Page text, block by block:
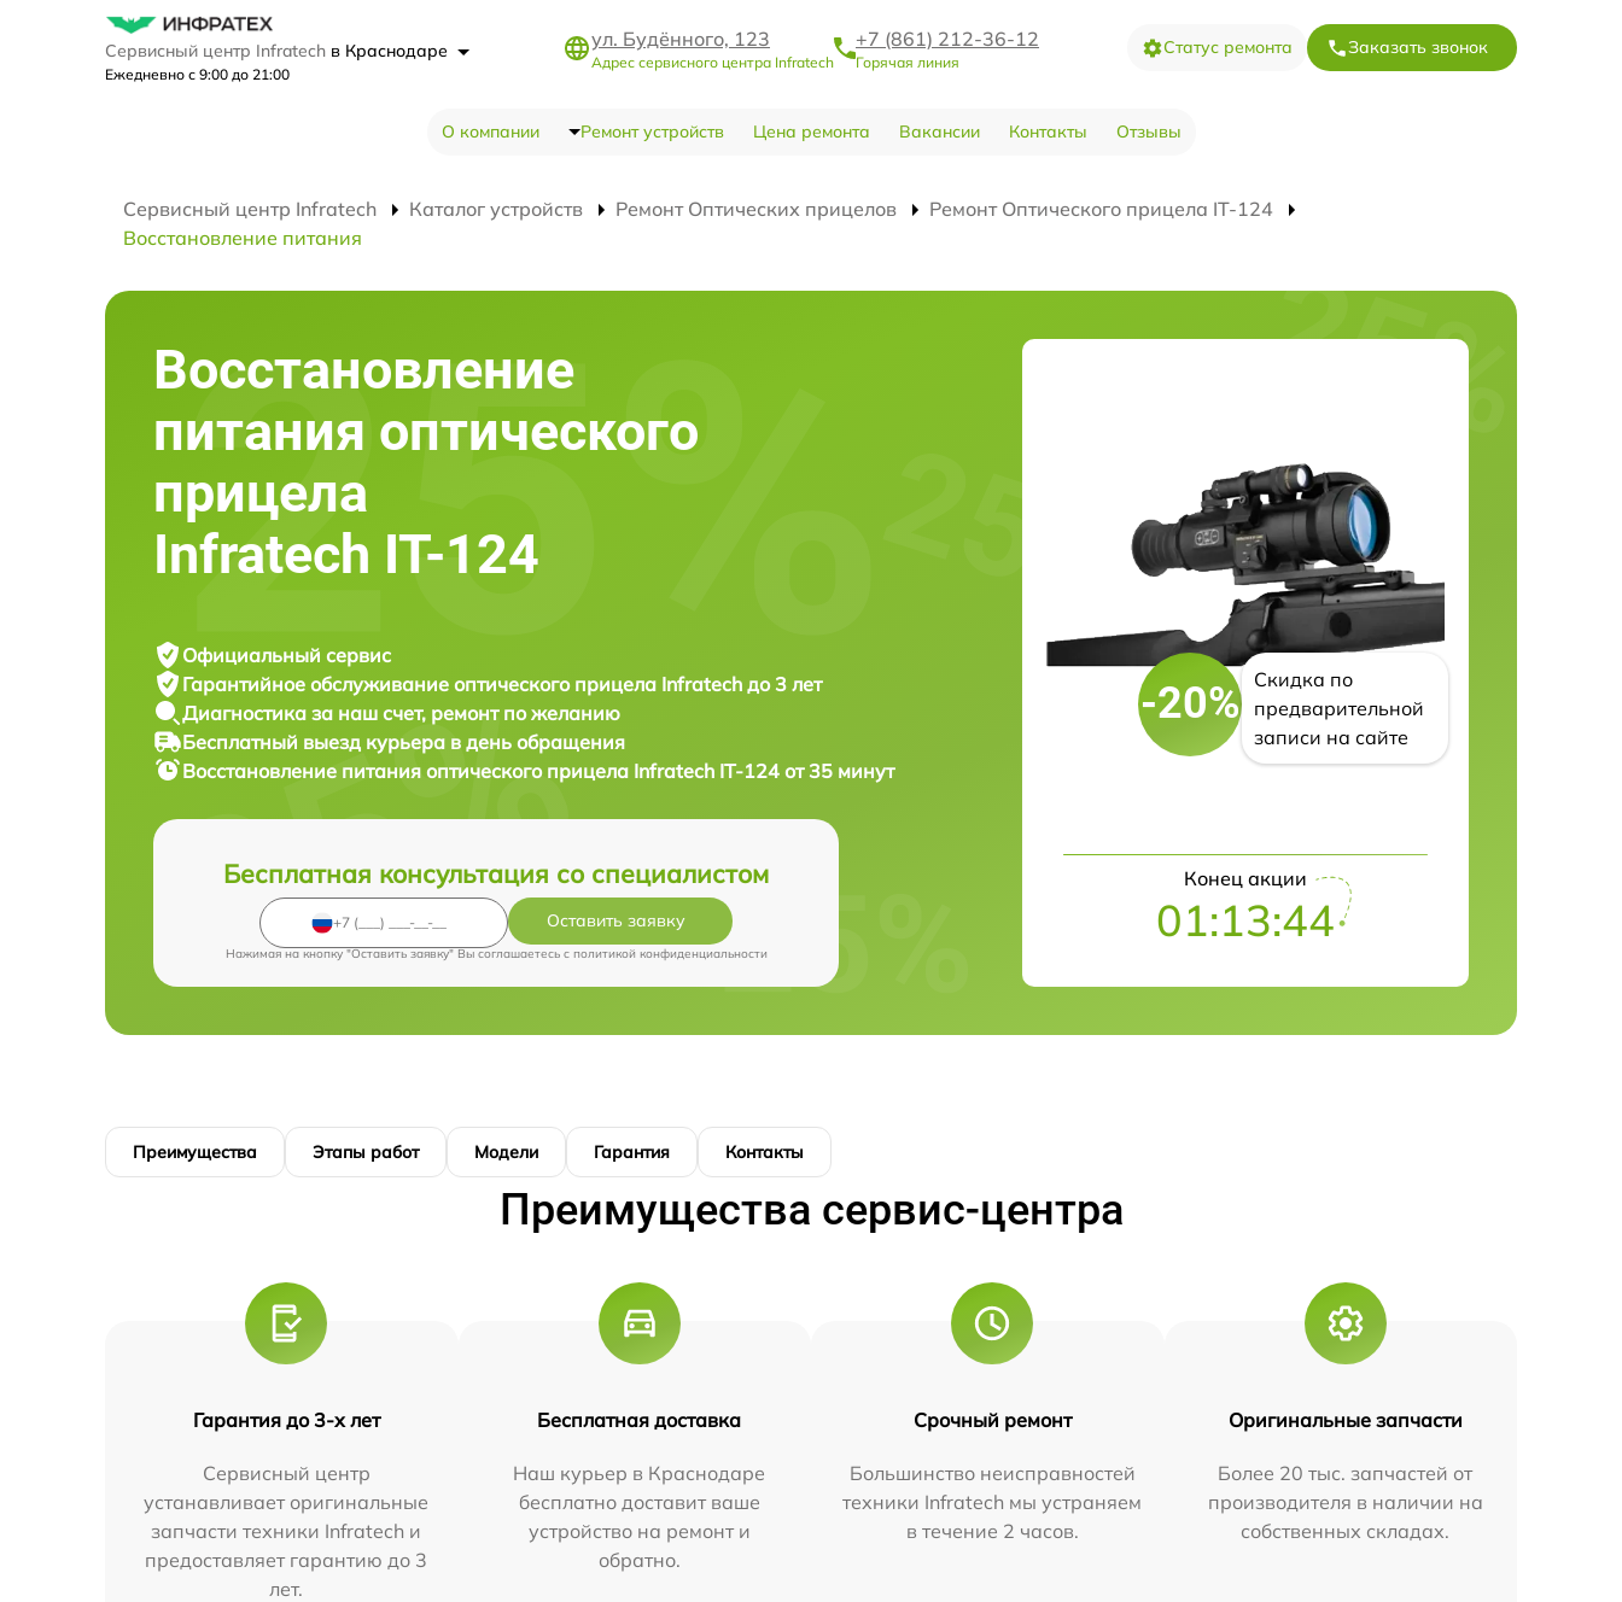
Сервисный центр Infratech в Краснодаре
Ежедневно с 9:00 до 21:00
ул. Будённого, 123
Адрес сервисного центра Infratech
+7 (861) 212-36-12
Горячая линия
Статус ремонта Заказать звонок
О компании Ремонт устройств Цена ремонта Вакансии Контакты Отзывы
Сервисный центр Infratech Каталог устройств Ремонт Оптических прицелов
Ремонт Оптического прицела IT-124
Восстановление питания
Восстановление
питания оптического
прицела
Infratech IT-124
Официальный сервис
Гарантийное обслуживание оптического прицела Infratech до 3 лет
Диагностика за наш счет, ремонт по желанию
Бесплатный выезд курьера в день обращения
Восстановление питания оптического прицела Infratech IT-124 от 35 минут
Бесплатная консультация со специалистом
Оставить заявку
Нажимая на кнопку "Оставить заявку" Вы соглашаетесь c политикой конфиденциальности
-20%
Скидка по
предварительной
записи на сайте
Конец акции
01:13:43
Преимущества Этапы работ Модели Гарантия Контакты
Преимущества сервис-центра
Гарантия до 3-х лет
Сервисный центр
устанавливает оригинальные
запчасти техники Infratech и
предоставляет гарантию до 3
лет.
Бесплатная доставка
Наш курьер в Краснодаре
бесплатно доставит ваше
устройство на ремонт и
обратно.
Срочный ремонт
Большинство неисправностей
техники Infratech мы устраняем
в течение 2 часов.
Оригинальные запчасти
Более 20 тыс. запчастей от
производителя в наличии на
собственных складах.